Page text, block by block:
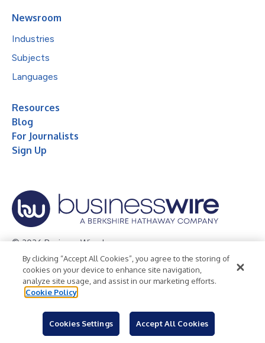
Newsroom
Industries
Subjects
Languages
Resources
Blog
For Journalists
Sign Up
© 2026 Business Wire, Inc.
Privacy Policy Cookie Policy
Accessibility Statement
Terms of Use
Legal
By clicking “Accept All Cookies”, you agree to the storing of
cookies on your device to enhance site navigation,
analyze site usage, and assist in our marketing efforts.
Cookie Policy
Cookies Settings Accept All Cookies